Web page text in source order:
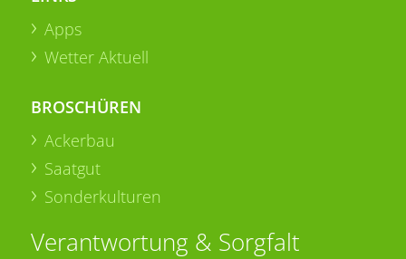
Apps
Wetter Aktuell
BROSCHÜREN
Ackerbau
Saatgut
Sonderkulturen
Verantwortung & Sorgfalt